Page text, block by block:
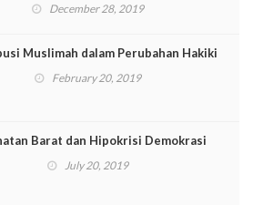
December 28, 2019
Muslimah dalam Perubahan Hakiki
February 20, 2019
Barat dan Hipokrisi Demokrasi
July 20, 2019